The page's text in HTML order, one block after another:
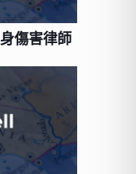
傷害律師